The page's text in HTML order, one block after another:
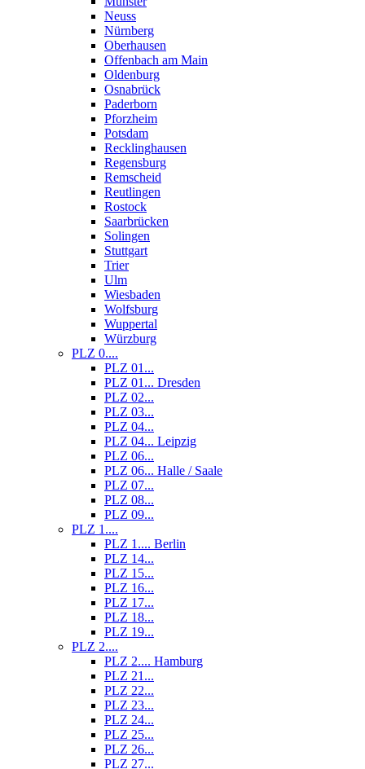
Neuss
Nürnberg
Oberhausen
Offenbach am Main
Oldenburg
Osnabrück
Paderborn
Pforzheim
Potsdam
Recklinghausen
Regensburg
Remscheid
Reutlingen
Rostock
Saarbrücken
Solingen
Stuttgart
Trier
Ulm
Wiesbaden
Wolfsburg
Wuppertal
Würzburg
PLZ 0....
PLZ 01...
PLZ 01... Dresden
PLZ 02...
PLZ 03...
PLZ 04...
PLZ 04... Leipzig
PLZ 06...
PLZ 06... Halle / Saale
PLZ 07...
PLZ 08...
PLZ 09...
PLZ 1....
PLZ 1.... Berlin
PLZ 14...
PLZ 15...
PLZ 16...
PLZ 17...
PLZ 18...
PLZ 19...
PLZ 2....
PLZ 2.... Hamburg
PLZ 21...
PLZ 22...
PLZ 23...
PLZ 24...
PLZ 25...
PLZ 26...
PLZ 27...